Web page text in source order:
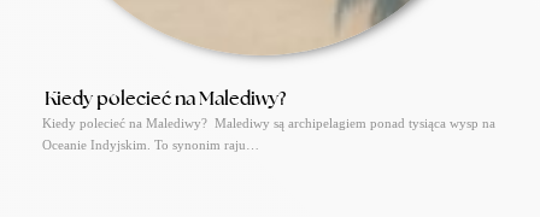
Kiedy polecieć na Malediwy?
Kiedy polecieć na Malediwy? Malediwy są archipelagiem ponad tysiąca wysp na
Oceanie Indyjskim. To synonim raju…